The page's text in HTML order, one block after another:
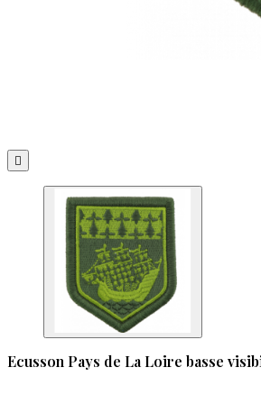

Ecusson Pays de La Loire basse